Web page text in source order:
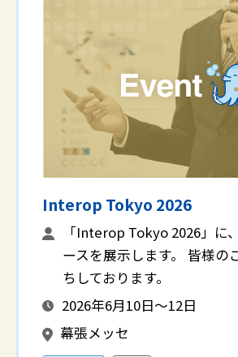
Interop Tokyo 2026
「Interop Tokyo 2026」に
ースを展示します。 皆様の
ちしております。
2026年6月10日～12日
幕張メッセ